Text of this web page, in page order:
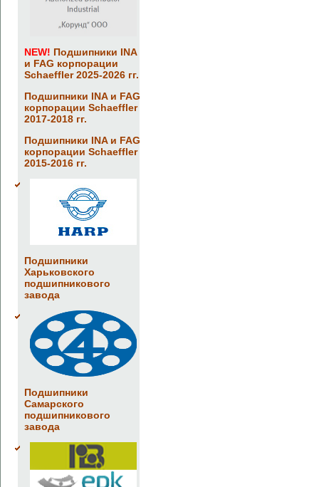
NEW! Подшипники INA
и FAG корпорации
Schaeffler 2025-2026 гг.
Подшипники INA и FAG
корпорации Schaeffler
2017-2018 гг.
Подшипники INA и FAG
корпорации Schaeffler
2015-2016 гг.
Подшипники
Харьковского
подшипникового
завода
Подшипники
Самарского
подшипникового
завода